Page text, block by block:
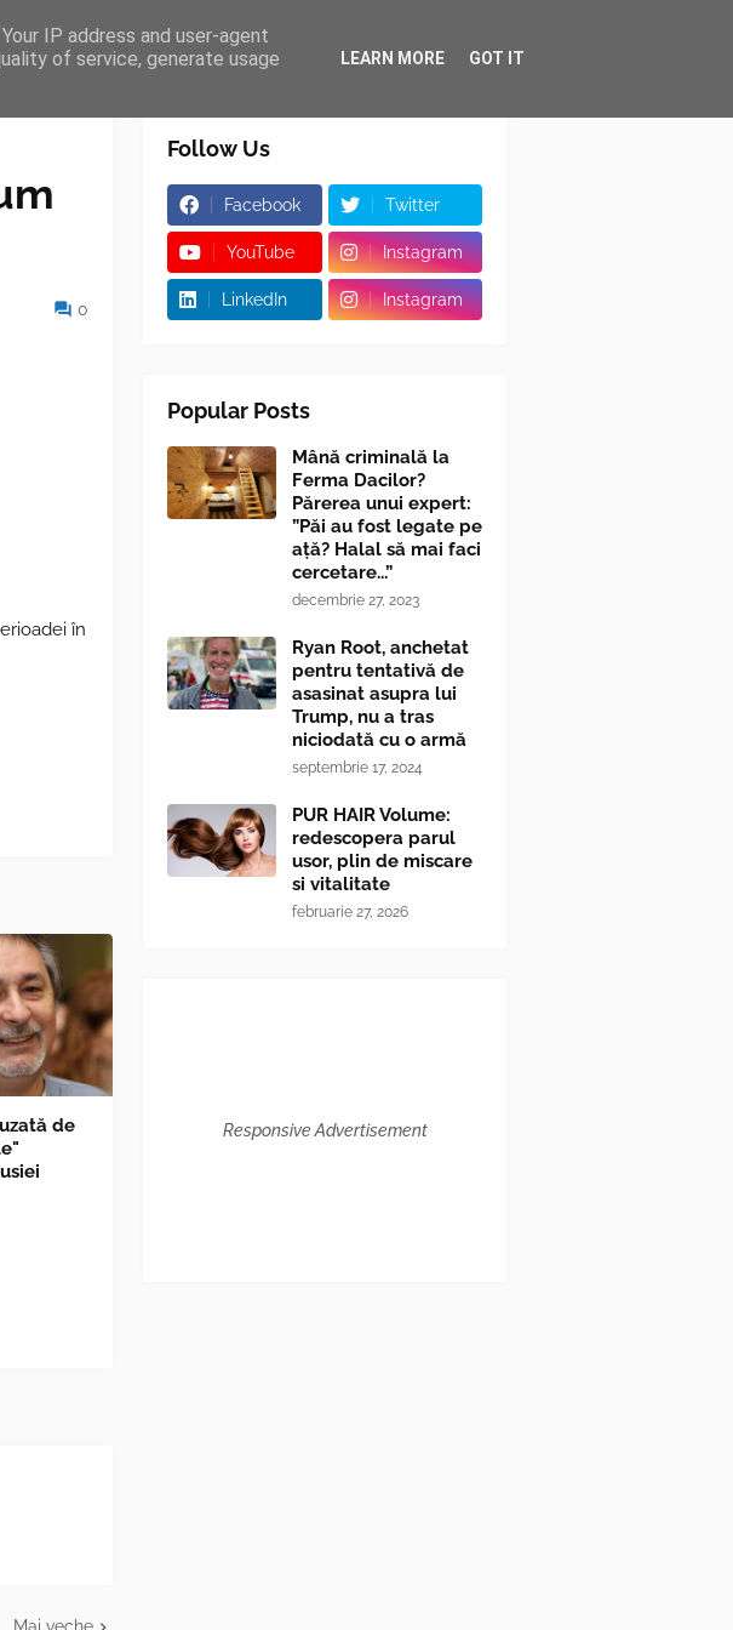
SHORTCODES
0
în
de
Follow Us
Facebook Twitter
YouTube Instagram
LinkedIn Instagram
Popular Posts
Mână criminală la
Ferma Dacilor?
Părerea unui expert:
”Păi au fost legate pe
ață? Halal să mai faci
cercetare...”
decembrie 27, 2023
Ryan Root, anchetat
pentru tentativă de
asasinat asupra lui
Trump, nu a tras
niciodată cu o armă
septembrie 17, 2024
PUR HAIR Volume:
redescopera parul
usor, plin de miscare
si vitalitate
februarie 27, 2026
Responsive Advertisement
IP address and user-agent
of service, generate usage
LEARN MORE GOT IT